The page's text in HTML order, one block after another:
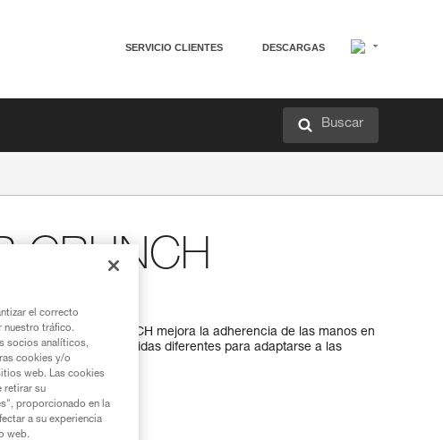
SERVICIO CLIENTES DESCARGAS
Buscar
CRUNCH
granulado
POWER CRUNCH mejora la adherencia de las manos en
en bolsas de tres medidas diferentes para adaptarse a las
el correcto
nuestro tráfico.
socios analíticos,
cookies y/o
web. Las cookies
retirar su
proporcionado en la
a su experiencia
web.